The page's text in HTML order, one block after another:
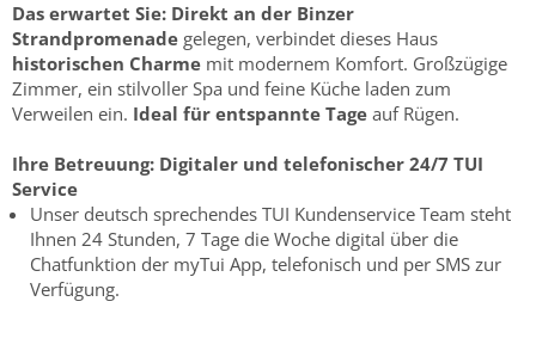
Das erwartet Sie: Direkt an der Binzer
Strandpromenade gelegen, verbindet dieses Haus
historischen Charme mit modernem Komfort. Großzügige
Zimmer, ein stilvoller Spa und feine Küche laden zum
Verweilen ein. Ideal für entspannte Tage auf Rügen.
Ihre Betreuung: Digitaler und telefonischer 24/7 TUI
Service
Unser deutsch sprechendes TUI Kundenservice Team steht
Ihnen 24 Stunden, 7 Tage die Woche digital über die
Chatfunktion der myTui App, telefonisch und per SMS zur
Verfügung.